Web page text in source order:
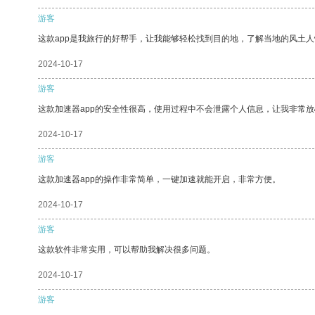
游客
这款app是我旅行的好帮手，让我能够轻松找到目的地，了解当地的风土人
2024-10-17
游客
这款加速器app的安全性很高，使用过程中不会泄露个人信息，让我非常放
2024-10-17
游客
这款加速器app的操作非常简单，一键加速就能开启，非常方便。
2024-10-17
游客
这款软件非常实用，可以帮助我解决很多问题。
2024-10-17
游客